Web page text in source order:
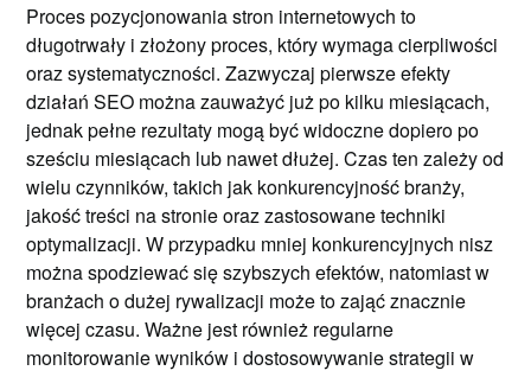
Proces pozycjonowania stron internetowych to
długotrwały i złożony proces, który wymaga cierpliwości
oraz systematyczności. Zazwyczaj pierwsze efekty
działań SEO można zauważyć już po kilku miesiącach,
jednak pełne rezultaty mogą być widoczne dopiero po
sześciu miesiącach lub nawet dłużej. Czas ten zależy od
wielu czynników, takich jak konkurencyjność branży,
jakość treści na stronie oraz zastosowane techniki
optymalizacji. W przypadku mniej konkurencyjnych nisz
można spodziewać się szybszych efektów, natomiast w
branżach o dużej rywalizacji może to zająć znacznie
więcej czasu. Ważne jest również regularne
monitorowanie wyników i dostosowywanie strategii w